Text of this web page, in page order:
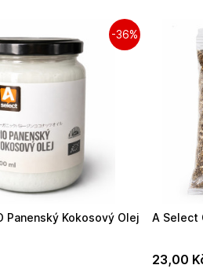
Panenský Kokosový Olej
-36%
A Select
23,00